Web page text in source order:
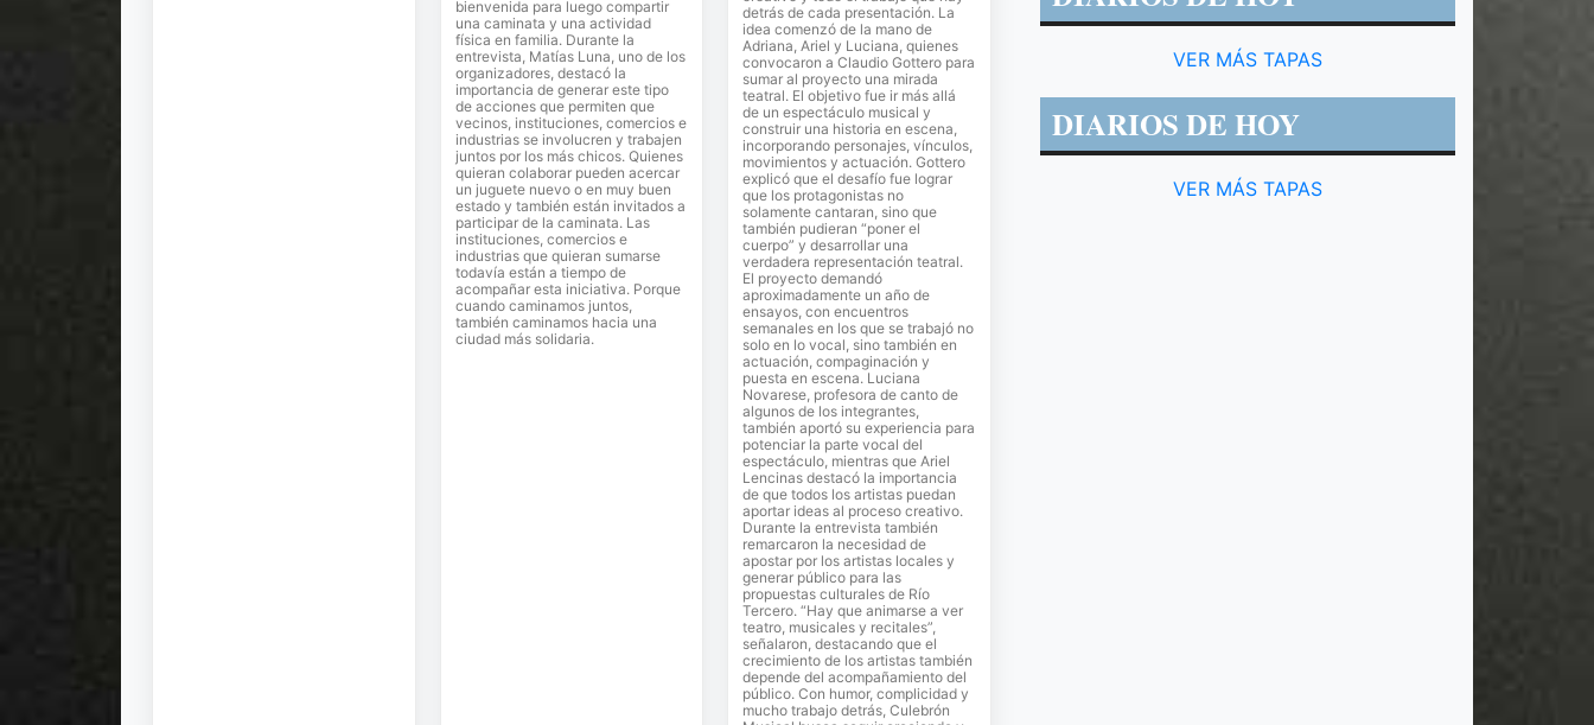
bienvenida para luego compartir
una caminata y una actividad
física en familia. Durante la
entrevista, Matías Luna, uno de los
organizadores, destacó la
importancia de generar este tipo
de acciones que permiten que
vecinos, instituciones, comercios e
industrias se involucren y trabajen
juntos por los más chicos. Quienes
quieran colaborar pueden acercar
un juguete nuevo o en muy buen
estado y también están invitados a
participar de la caminata. Las
instituciones, comercios e
industrias que quieran sumarse
todavía están a tiempo de
acompañar esta iniciativa. Porque
cuando caminamos juntos,
también caminamos hacia una
ciudad más solidaria.
detrás de cada presentación. La
idea comenzó de la mano de
Adriana, Ariel y Luciana, quienes
convocaron a Claudio Gottero para
sumar al proyecto una mirada
teatral. El objetivo fue ir más allá
de un espectáculo musical y
construir una historia en escena,
incorporando personajes, vínculos,
movimientos y actuación. Gottero
explicó que el desafío fue lograr
que los protagonistas no
solamente cantaran, sino que
también pudieran “poner el
cuerpo” y desarrollar una
verdadera representación teatral.
El proyecto demandó
aproximadamente un año de
ensayos, con encuentros
semanales en los que se trabajó no
solo en lo vocal, sino también en
actuación, compaginación y
puesta en escena. Luciana
Novarese, profesora de canto de
algunos de los integrantes,
también aportó su experiencia para
potenciar la parte vocal del
espectáculo, mientras que Ariel
Lencinas destacó la importancia
de que todos los artistas puedan
aportar ideas al proceso creativo.
Durante la entrevista también
remarcaron la necesidad de
apostar por los artistas locales y
generar público para las
propuestas culturales de Río
Tercero. “Hay que animarse a ver
teatro, musicales y recitales”,
señalaron, destacando que el
crecimiento de los artistas también
depende del acompañamiento del
público. Con humor, complicidad y
mucho trabajo detrás, Culebrón
VER MÁS TAPAS
DIARIOS DE HOY
VER MÁS TAPAS